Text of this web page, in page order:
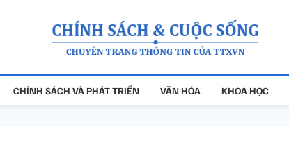
CHÍNH SÁCH VÀ PHÁT TRIỂN VĂN HÓA KHOA HỌC